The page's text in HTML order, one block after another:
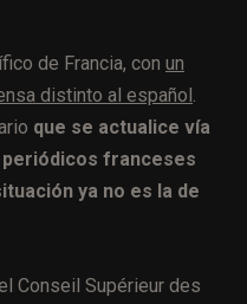
de Francia, con un
distinto al español .
que se actualice vía
periódicos franceses
ya no es la de
Conseil Supérieur des